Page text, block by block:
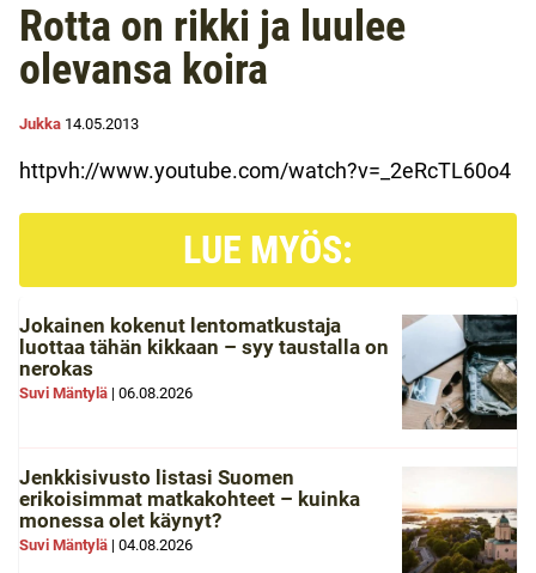
Rotta on rikki ja luulee
olevansa koira
Jukka 14.05.2013
httpvh://www.youtube.com/watch?v=_2eRcTL60o4
LUE MYÖS:
Jokainen kokenut lentomatkustaja
luottaa tähän kikkaan – syy taustalla on
nerokas
Suvi Mäntylä | 06.08.2026
Jenkkisivusto listasi Suomen
erikoisimmat matkakohteet – kuinka
monessa olet käynyt?
Suvi Mäntylä | 04.08.2026